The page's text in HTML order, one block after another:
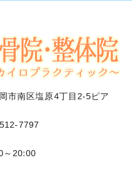
市南区塩原4丁目2-5ピア
7797
～20:00